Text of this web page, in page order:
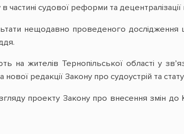
судової реформи та децентралізації
нещодавно проведеного дослідження
на жителів Тернопільської області у
редакції Закону про судоустрій та
проекту Закону про внесення змін до